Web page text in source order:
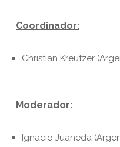
Coordinador:
Christian Kreutzer
Moderador:
Ignacio Juaneda